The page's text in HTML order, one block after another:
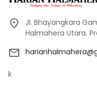
Jl. Bhayangkara
Halmahera Utara.
k